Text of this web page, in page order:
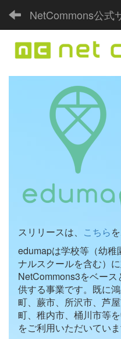
NetCommons公式
スリリースは、 こちら
edumapは学校等（幼稚
ナルスクールを含む）
NetCommons3をベー
供する事業です。既に
町、蕨市、所沢市、芦
町、稚内市、桶川市等
をご利用いただいていま